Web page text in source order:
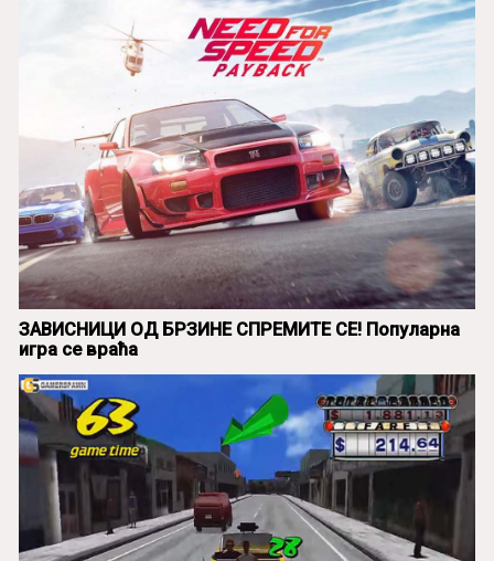
ЗАВИСНИЦИ ОД БРЗИНЕ СПРЕМИТЕ СЕ! Популарна
игра се враћа